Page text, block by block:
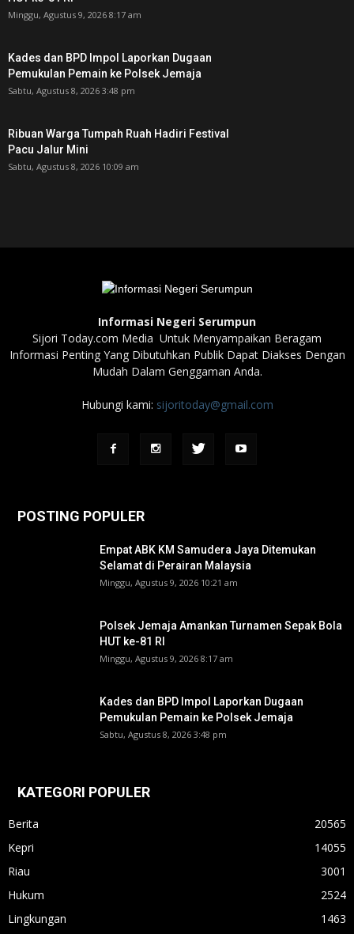
Minggu, Agustus 9, 2026 8:17 am
Kades dan BPD Impol Laporkan Dugaan
Pemukulan Pemain ke Polsek Jemaja
Sabtu, Agustus 8, 2026 3:48 pm
Ribuan Warga Tumpah Ruah Hadiri Festival
Pacu Jalur Mini
Sabtu, Agustus 8, 2026 10:09 am
Informasi Negeri Serumpun
Sijori Today.com Media Untuk Menyampaikan Beragam
Informasi Penting Yang Dibutuhkan Publik Dapat Diakses Dengan
Mudah Dalam Genggaman Anda.
Hubungi kami: sijoritoday@gmail.com
POSTING POPULER
Empat ABK KM Samudera Jaya Ditemukan
Selamat di Perairan Malaysia
Minggu, Agustus 9, 2026 10:21 am
Polsek Jemaja Amankan Turnamen Sepak Bola
HUT ke-81 RI ‎
Minggu, Agustus 9, 2026 8:17 am
Kades dan BPD Impol Laporkan Dugaan
Pemukulan Pemain ke Polsek Jemaja
Sabtu, Agustus 8, 2026 3:48 pm
KATEGORI POPULER
Berita
20565
Kepri
14055
Riau
3001
Hukum
2524
Lingkungan
1463